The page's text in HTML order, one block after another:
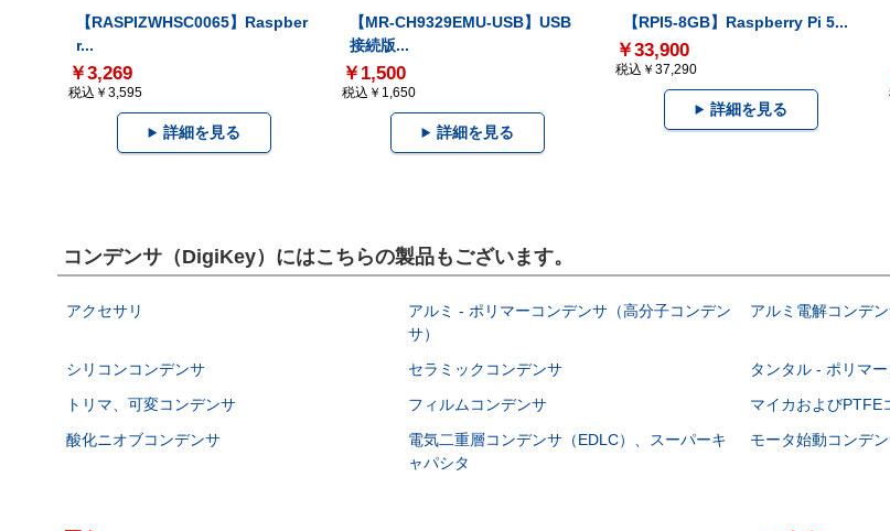
【RASPIZWHSC0065】Raspber
r...
￥3,269
税込￥3,595
詳細を見る
【MR-CH9329EMU-USB】USB
接続版...
￥1,500
税込￥1,650
詳細を見る
【RPI5-8GB】Raspberry Pi 5...
￥33,900
税込￥37,290
詳細を見る
コンデンサ（DigiKey）にはこちらの製品もございます。
アクセサリ
アルミ - ポリマーコンデンサ（高分子コンデン
サ）
アルミ電解コンデ
シリコンコンデンサ セラミックコンデンサ タンタル - ポリマ
トリマ、可変コンデンサ
フィルムコンデンサ マイカおよびPTFE
酸化ニオブコンデンサ
電気二重層コンデンサ（EDLC）、スーパーキ
ャパシタ
モータ始動コンデ